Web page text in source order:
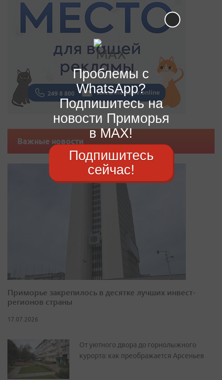
Важные новости
Приморье закрепилось в десятке лучших инвест-
регионов страны
17.07.2026
От уютного двора до горнолыжного
курорта: как преображается Арсеньев
Проблемы с
WhatsApp?
Подпишитесь на
новости Приморья
в MAX!
Подпишитесь
сейчас!